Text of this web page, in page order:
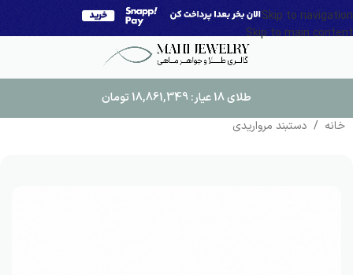
Skip to navigation
Skip to main content
طلای 18 عیار: 18,861,349 تومان
خانه / دستبند مرواریدی